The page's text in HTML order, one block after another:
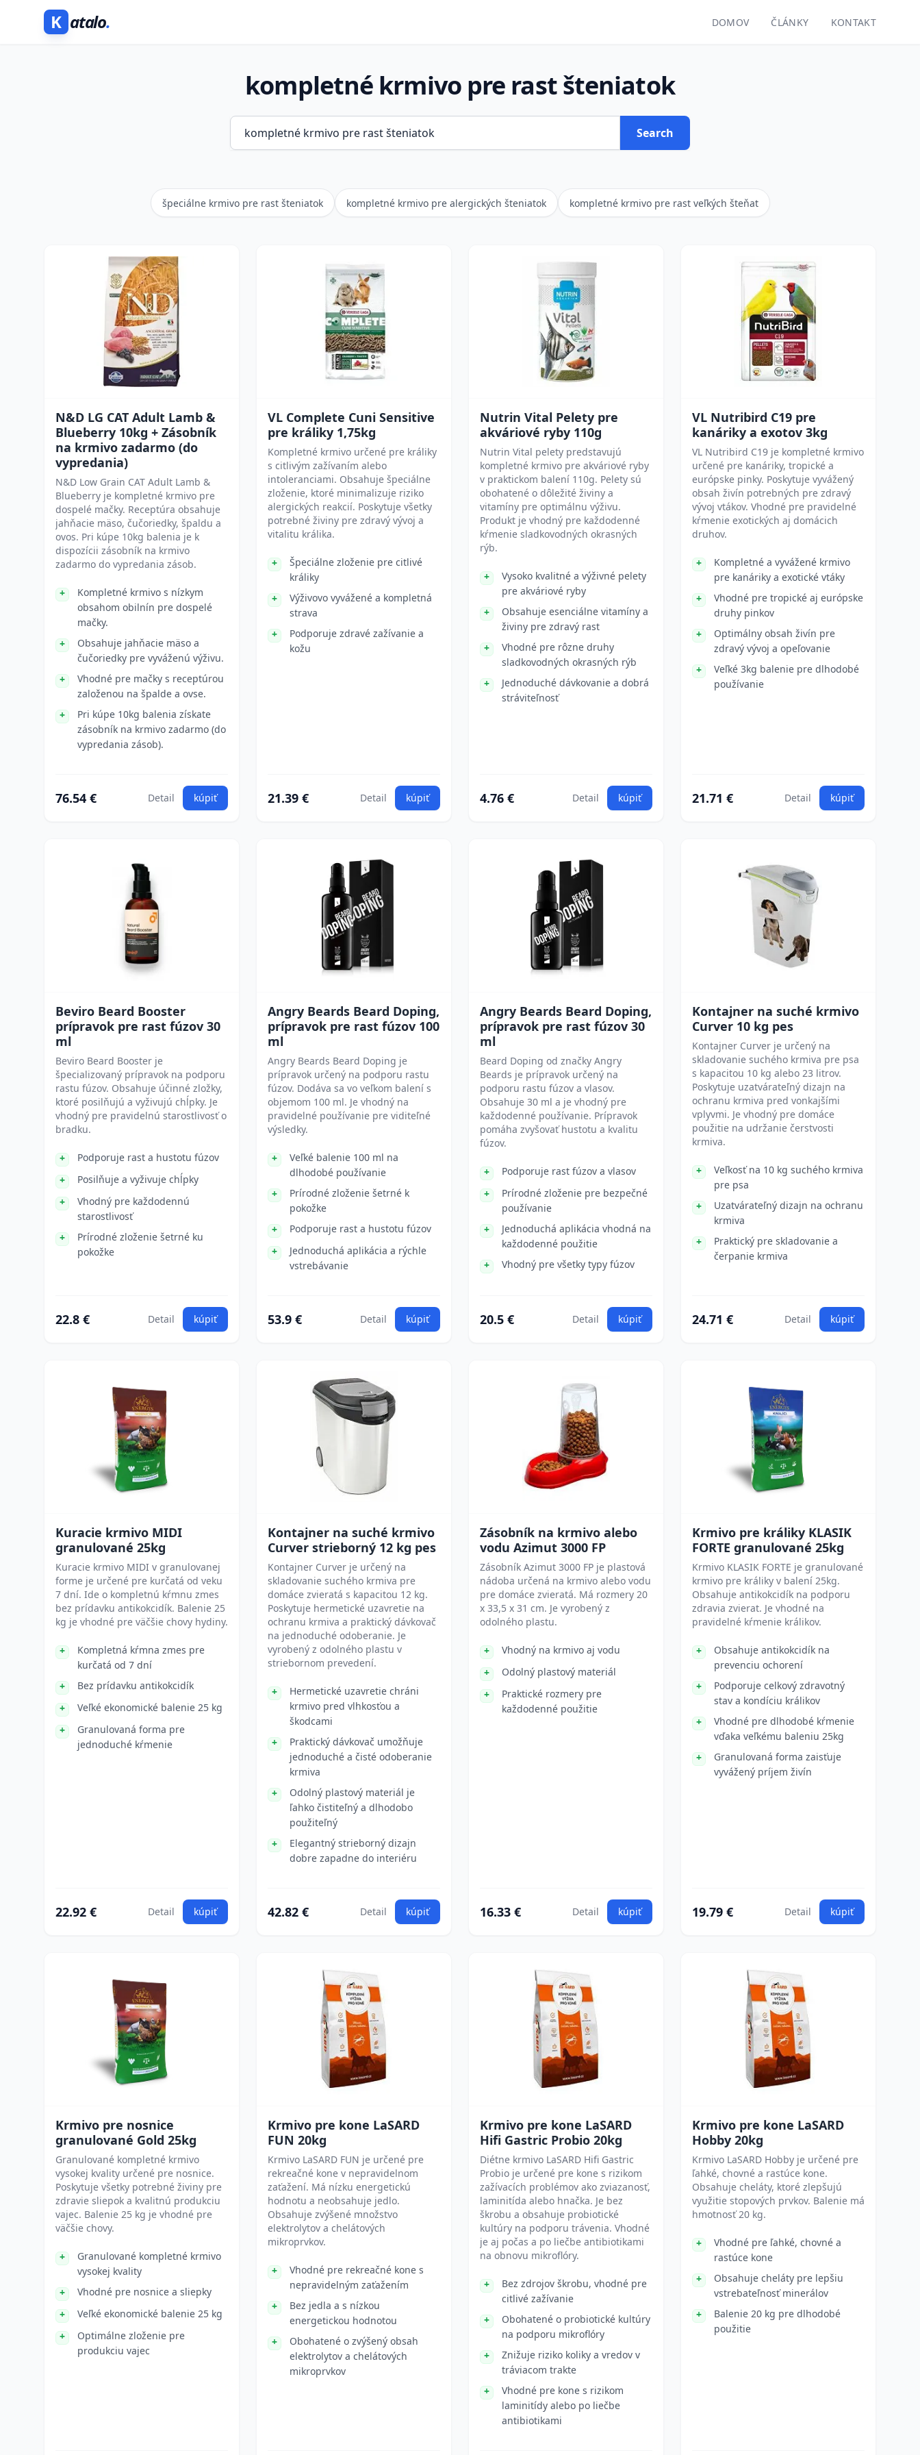
K atalo. DOMOV ČLÁNKY KONTAKT
kompletné krmivo pre rast šteniatok
Search
špeciálne krmivo pre rast šteniatok kompletné krmivo pre alergických šteniatok kompletné krmivo pre rast veľkých šteňat
N&D LG CAT Adult Lamb &
Blueberry 10kg + Zásobník
na krmivo zadarmo (do
vypredania)
N&D Low Grain CAT Adult Lamb &
Blueberry je kompletné krmivo pre
dospelé mačky. Receptúra obsahuje
jahňacie mäso, čučoriedky, špaldu a
ovos. Pri kúpe 10kg balenia je k
dispozícii zásobník na krmivo
zadarmo do vypredania zásob.
Kompletné krmivo s nízkym
obsahom obilnín pre dospelé
mačky.
Obsahuje jahňacie mäso a
čučoriedky pre vyváženú výživu.
Vhodné pre mačky s receptúrou
založenou na špalde a ovse.
Pri kúpe 10kg balenia získate
zásobník na krmivo zadarmo (do
vypredania zásob).
76.54 € Detail kúpiť
VL Complete Cuni Sensitive
pre králiky 1,75kg
Kompletné krmivo určené pre králiky
s citlivým zažívaním alebo
intoleranciami. Obsahuje špeciálne
zloženie, ktoré minimalizuje riziko
alergických reakcií. Poskytuje všetky
potrebné živiny pre zdravý vývoj a
vitalitu králika.
Špeciálne zloženie pre citlivé
králiky
Výživovo vyvážené a kompletná
strava
Podporuje zdravé zažívanie a
kožu
21.39 € Detail kúpiť
Nutrin Vital Pelety pre
akváriové ryby 110g
Nutrin Vital pelety predstavujú
kompletné krmivo pre akváriové ryby
v praktickom balení 110g. Pelety sú
obohatené o dôležité živiny a
vitamíny pre optimálnu výživu.
Produkt je vhodný pre každodenné
kŕmenie sladkovodných okrasných
rýb.
Vysoko kvalitné a výživné pelety
pre akváriové ryby
Obsahuje esenciálne vitamíny a
živiny pre zdravý rast
Vhodné pre rôzne druhy
sladkovodných okrasných rýb
Jednoduché dávkovanie a dobrá
stráviteľnosť
4.76 € Detail kúpiť
VL Nutribird C19 pre
kanáriky a exotov 3kg
VL Nutribird C19 je kompletné krmivo
určené pre kanáriky, tropické a
európske pinky. Poskytuje vyvážený
obsah živín potrebných pre zdravý
vývoj vtákov. Vhodné pre pravidelné
kŕmenie exotických aj domácich
druhov.
Kompletné a vyvážené krmivo
pre kanáriky a exotické vtáky
Vhodné pre tropické aj európske
druhy pinkov
Optimálny obsah živín pre
zdravý vývoj a opeľovanie
Veľké 3kg balenie pre dlhodobé
používanie
21.71 € Detail kúpiť
Beviro Beard Booster
prípravok pre rast fúzov 30
ml
Beviro Beard Booster je
špecializovaný prípravok na podporu
rastu fúzov. Obsahuje účinné zložky,
ktoré posilňujú a vyživujú chĺpky. Je
vhodný pre pravidelnú starostlivosť o
bradku.
Podporuje rast a hustotu fúzov
Posilňuje a vyživuje chĺpky
Vhodný pre každodennú
starostlivosť
Prírodné zloženie šetrné ku
pokožke
22.8 € Detail kúpiť
Angry Beards Beard Doping,
prípravok pre rast fúzov 100
ml
Angry Beards Beard Doping je
prípravok určený na podporu rastu
fúzov. Dodáva sa vo veľkom balení s
objemom 100 ml. Je vhodný na
pravidelné používanie pre viditeľné
výsledky.
Veľké balenie 100 ml na
dlhodobé používanie
Prírodné zloženie šetrné k
pokožke
Podporuje rast a hustotu fúzov
Jednoduchá aplikácia a rýchle
vstrebávanie
53.9 € Detail kúpiť
Angry Beards Beard Doping,
prípravok pre rast fúzov 30
ml
Beard Doping od značky Angry
Beards je prípravok určený na
podporu rastu fúzov a vlasov.
Obsahuje 30 ml a je vhodný pre
každodenné používanie. Prípravok
pomáha zvyšovať hustotu a kvalitu
fúzov.
Podporuje rast fúzov a vlasov
Prírodné zloženie pre bezpečné
používanie
Jednoduchá aplikácia vhodná na
každodenné použitie
Vhodný pre všetky typy fúzov
20.5 € Detail kúpiť
Kontajner na suché krmivo
Curver 10 kg pes
Kontajner Curver je určený na
skladovanie suchého krmiva pre psa
s kapacitou 10 kg alebo 23 litrov.
Poskytuje uzatvárateľný dizajn na
ochranu krmiva pred vonkajšími
vplyvmi. Je vhodný pre domáce
použitie na udržanie čerstvosti
krmiva.
Veľkosť na 10 kg suchého krmiva
pre psa
Uzatvárateľný dizajn na ochranu
krmiva
Praktický pre skladovanie a
čerpanie krmiva
24.71 € Detail kúpiť
Kuracie krmivo MIDI
granulované 25kg
Kuracie krmivo MIDI v granulovanej
forme je určené pre kurčatá od veku
7 dní. Ide o kompletnú kŕmnu zmes
bez prídavku antikokcidík. Balenie 25
kg je vhodné pre väčšie chovy hydiny.
Kompletná kŕmna zmes pre
kurčatá od 7 dní
Bez prídavku antikokcidík
Veľké ekonomické balenie 25 kg
Granulovaná forma pre
jednoduché kŕmenie
22.92 € Detail kúpiť
Kontajner na suché krmivo
Curver strieborný 12 kg pes
Kontajner Curver je určený na
skladovanie suchého krmiva pre
domáce zvieratá s kapacitou 12 kg.
Poskytuje hermetické uzavretie na
ochranu krmiva a praktický dávkovač
na jednoduché odoberanie. Je
vyrobený z odolného plastu v
striebornom prevedení.
Hermetické uzavretie chráni
krmivo pred vlhkosťou a
škodcami
Praktický dávkovač umožňuje
jednoduché a čisté odoberanie
krmiva
Odolný plastový materiál je
ľahko čistiteľný a dlhodobo
použiteľný
Elegantný strieborný dizajn
dobre zapadne do interiéru
42.82 € Detail kúpiť
Zásobník na krmivo alebo
vodu Azimut 3000 FP
Zásobník Azimut 3000 FP je plastová
nádoba určená na krmivo alebo vodu
pre domáce zvieratá. Má rozmery 20
x 33,5 x 31 cm. Je vyrobený z
odolného plastu.
Vhodný na krmivo aj vodu
Odolný plastový materiál
Praktické rozmery pre
každodenné použitie
16.33 € Detail kúpiť
Krmivo pre králiky KLASIK
FORTE granulované 25kg
Krmivo KLASIK FORTE je granulované
krmivo pre králiky v balení 25kg.
Obsahuje antikokcidík na podporu
zdravia zvierat. Je vhodné na
pravidelné kŕmenie králikov.
Obsahuje antikokcidík na
prevenciu ochorení
Podporuje celkový zdravotný
stav a kondíciu králikov
Vhodné pre dlhodobé kŕmenie
vďaka veľkému baleniu 25kg
Granulovaná forma zaisťuje
vyvážený príjem živín
19.79 € Detail kúpiť
Krmivo pre nosnice
granulované Gold 25kg
Granulované kompletné krmivo
vysokej kvality určené pre nosnice.
Poskytuje všetky potrebné živiny pre
zdravie sliepok a kvalitnú produkciu
vajec. Balenie 25 kg je vhodné pre
väčšie chovy.
Granulované kompletné krmivo
vysokej kvality
Vhodné pre nosnice a sliepky
Veľké ekonomické balenie 25 kg
Optimálne zloženie pre
produkciu vajec
Krmivo pre kone LaSARD
FUN 20kg
Krmivo LaSARD FUN je určené pre
rekreačné kone v nepravidelnom
zaťažení. Má nízku energetickú
hodnotu a neobsahuje jedlo.
Obsahuje zvýšené množstvo
elektrolytov a chelátových
mikroprvkov.
Vhodné pre rekreačné kone s
nepravidelným zaťažením
Bez jedla a s nízkou
energetickou hodnotou
Obohatené o zvýšený obsah
elektrolytov a chelátových
mikroprvkov
Krmivo pre kone LaSARD
Hifi Gastric Probio 20kg
Diétne krmivo LaSARD Hifi Gastric
Probio je určené pre kone s rizikom
zažívacích problémov ako zviazanosť,
laminitída alebo hnačka. Je bez
škrobu a obsahuje probiotické
kultúry na podporu trávenia. Vhodné
je aj počas a po liečbe antibiotikami
na obnovu mikroflóry.
Bez zdrojov škrobu, vhodné pre
citlivé zažívanie
Obohatené o probiotické kultúry
na podporu mikroflóry
Znižuje riziko koliky a vredov v
tráviacom trakte
Vhodné pre kone s rizikom
laminitídy alebo po liečbe
antibiotikami
Krmivo pre kone LaSARD
Hobby 20kg
Krmivo LaSARD Hobby je určené pre
ľahké, chovné a rastúce kone.
Obsahuje cheláty, ktoré zlepšujú
využitie stopových prvkov. Balenie má
hmotnosť 20 kg.
Vhodné pre ľahké, chovné a
rastúce kone
Obsahuje cheláty pre lepšiu
vstrebateľnosť minerálov
Balenie 20 kg pre dlhodobé
použitie